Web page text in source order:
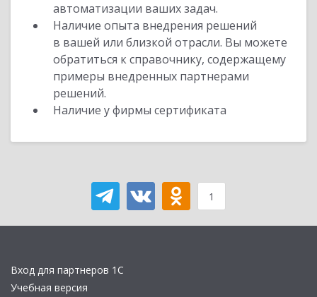
автоматизации ваших задач.
Наличие опыта внедрения решений
в вашей или близкой отрасли. Вы можете
обратиться к справочнику, содержащему
примеры внедренных партнерами
решений.
Наличие у фирмы сертификата
1
Вход для партнеров 1С
Учебная версия